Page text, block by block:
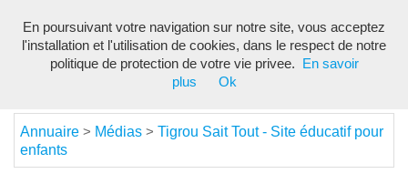
Annuaire > Médias > Tigrou Sait Tout - Site éducatif pour
enfants
En poursuivant votre navigation sur notre site, vous acceptez
l'installation et l'utilisation de cookies, dans le respect de notre
politique de protection de votre vie privee.
En savoir
plus
Ok